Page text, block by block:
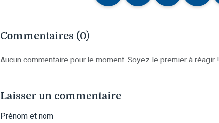
Commentaires (0)
Aucun commentaire pour le moment. Soyez le premier à réagir !
Laisser un commentaire
Prénom et nom